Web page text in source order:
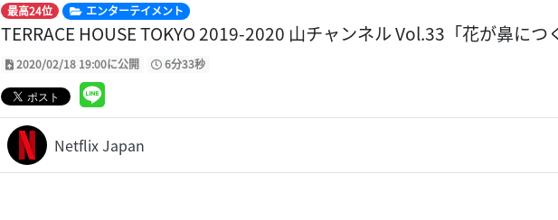
最高24位 エンターテイメント
TERRACE HOUSE TOKYO 2019-2020 山チャンネル Vol.33「花が鼻につ
2020/02/18 19:00に公開 6分33秒
Netflix Japan